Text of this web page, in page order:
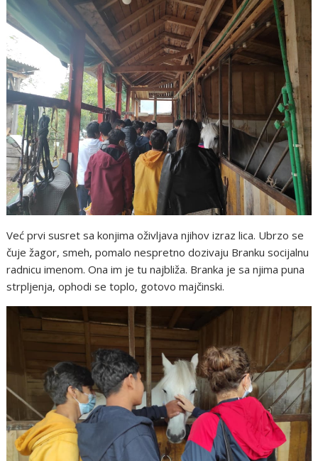
Već prvi susret sa konjima oživljava njihov izraz lica. Ubrzo se
čuje žagor, smeh, pomalo nespretno dozivaju Branku socijalnu
radnicu imenom. Ona im je tu najbliža. Branka je sa njima puna
strpljenja, ophodi se toplo, gotovo majčinski.